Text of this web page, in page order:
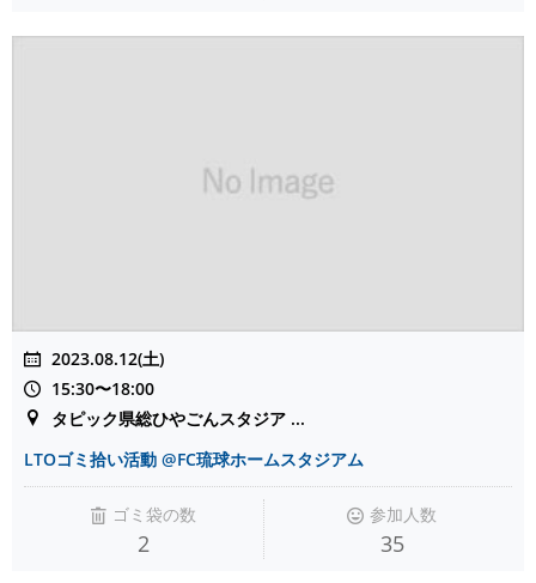
2023.08.12(土)
15:30〜18:00
タピック県総ひやごんスタジア ...
LTOゴミ拾い活動 @FC琉球ホームスタジアム
ゴミ袋の数
2
参加人数
35